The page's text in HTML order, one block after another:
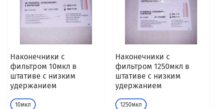
Наконечники с
фильтром 10мкл в
штативе с низким
удержанием
10мкл
Наконечники с
фильтром 1250мкл в
штативе с низким
удержанием
1250мкл